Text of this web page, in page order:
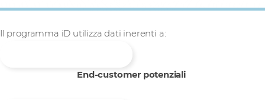
Il programma iD utilizza dati inerenti a:
End-customer potenziali